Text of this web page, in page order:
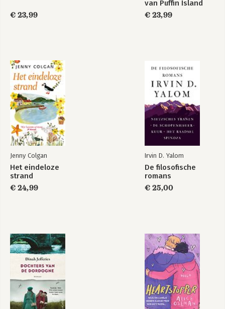
€ 23,99
van Puffin Island
€ 23,99
Jenny Colgan
Het eindeloze
strand
€ 24,99
Irvin D. Yalom
De filosofische
romans
€ 25,00